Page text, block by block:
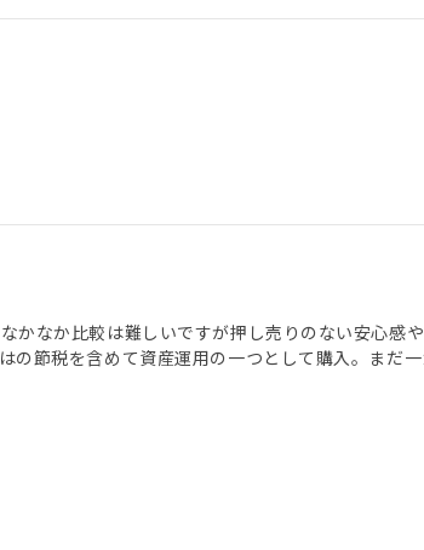
かなか比較は難しいですが押し売りのない安心感
の節税を含めて資産運用の一つとして購入。まだ